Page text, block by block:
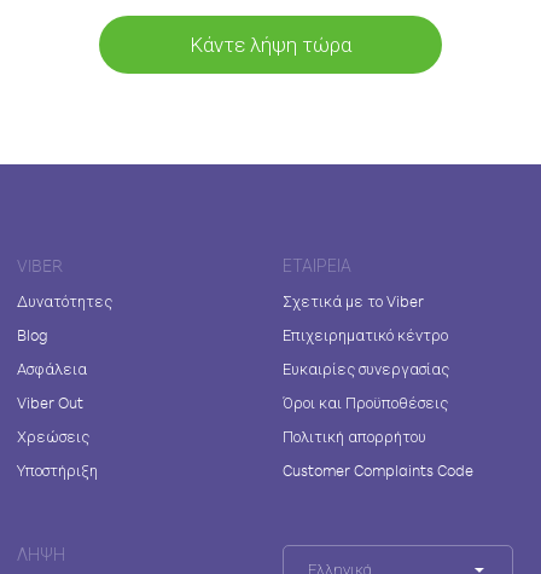
Κάντε λήψη τώρα
VIBER
Δυνατότητες
Blog
Ασφάλεια
Viber Out
Χρεώσεις
Υποστήριξη
ΕΤΑΙΡΕΊΑ
Σχετικά με το Viber
Επιχειρηματικό κέντρο
Ευκαιρίες συνεργασίας
Όροι και Προϋποθέσεις
Πολιτική απορρήτου
Customer Complaints Code
ΛΉΨΗ
Ελληνικά